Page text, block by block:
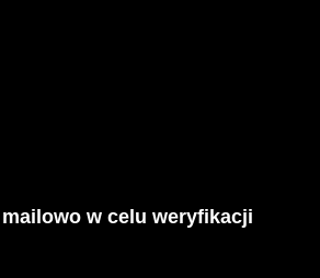
w celu weryfikacji